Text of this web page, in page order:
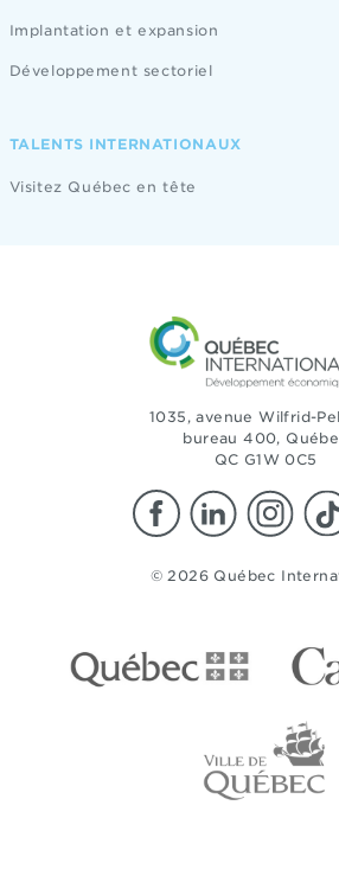
Implantation et expansion
Développement sectoriel
TALENTS INTERNATIONAUX
Visitez Québec en tête
1035, avenue Wilfrid-
bureau 400,
QC G1W 0C5
© 2026 Québec